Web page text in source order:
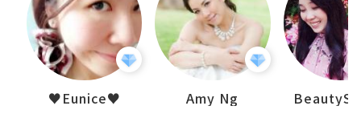
♥Eunice♥ Amy Ng